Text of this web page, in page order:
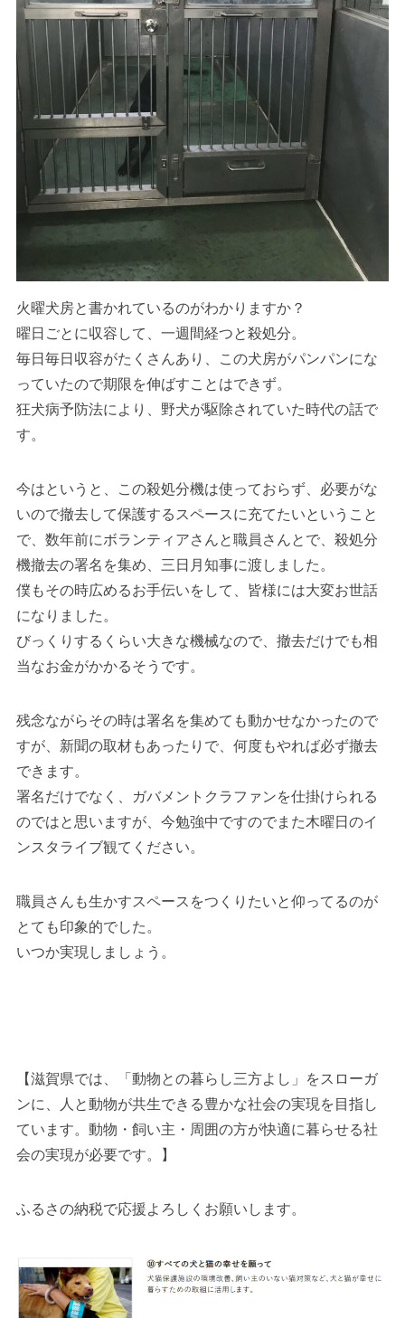
火曜犬房と書かれているのがわかりますか？
曜日ごとに収容して、一週間経つと殺処分。
毎日毎日収容がたくさんあり、この犬房がパンパンにな
っていたので期限を伸ばすことはできず。
狂犬病予防法により、野犬が駆除されていた時代の話で
す。
今はというと、この殺処分機は使っておらず、必要がな
いので撤去して保護するスペースに充てたいということ
で、数年前にボランティアさんと職員さんとで、殺処分
機撤去の署名を集め、三日月知事に渡しました。
僕もその時広めるお手伝いをして、皆様には大変お世話
になりました。
びっくりするくらい大きな機械なので、撤去だけでも相
当なお金がかかるそうです。
残念ながらその時は署名を集めても動かせなかったので
すが、新聞の取材もあったりで、何度もやれば必ず撤去
できます。
署名だけでなく、ガバメントクラファンを仕掛けられる
のではと思いますが、今勉強中ですのでまた木曜日のイ
ンスタライブ観てください。
職員さんも生かすスペースをつくりたいと仰ってるのが
とても印象的でした。
いつか実現しましょう。
【滋賀県では、「動物との暮らし三方よし」をスローガ
ンに、人と動物が共生できる豊かな社会の実現を目指し
ています。動物・飼い主・周囲の方が快適に暮らせる社
会の実現が必要です。】
ふるさの納税で応援よろしくお願いします。